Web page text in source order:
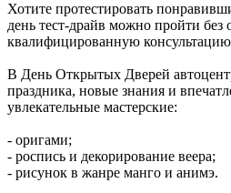
Хотите протестировать
день тест-драйв можно пройти без
квалифицированную
В День Открытых Дверей
праздника, новые знания и
увлекательные мастерские:
- оригами;
- роспись и декорирование веера;
- рисунок в жанре манго и анимэ.